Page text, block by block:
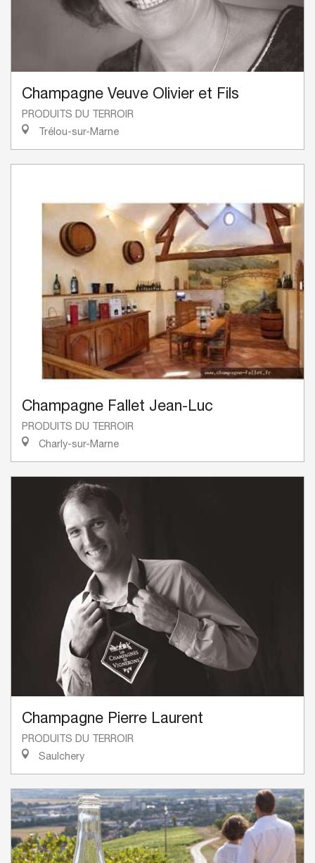
Champagne Veuve Olivier et Fils
PRODUITS DU TERROIR
Trélou-sur-Marne
Champagne Fallet Jean-Luc
PRODUITS DU TERROIR
Charly-sur-Marne
Champagne Pierre Laurent
PRODUITS DU TERROIR
Saulchery